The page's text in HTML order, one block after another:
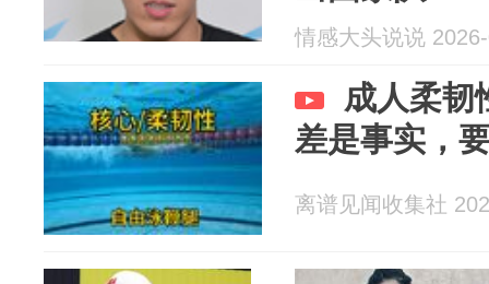
情感大头说说
成人柔韧
差是事实，
离谱见闻收集社